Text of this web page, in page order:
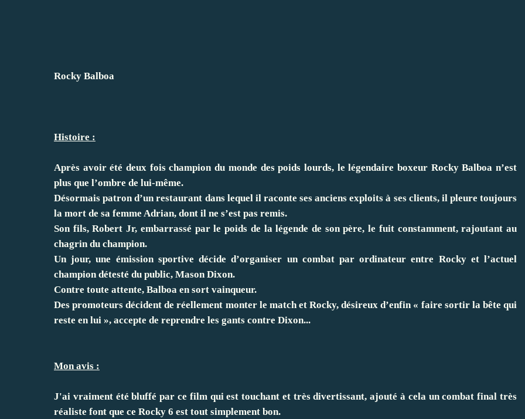
Rocky Balboa
Histoire :
Après avoir été deux fois champion du monde des poids lourds, le légendaire boxeur Rocky Balboa n’est
plus que l’ombre de lui-même.
Désormais patron d’un restaurant dans lequel il raconte ses anciens exploits à ses clients, il pleure toujours
la mort de sa femme Adrian, dont il ne s’est pas remis.
Son fils, Robert Jr, embarrassé par le poids de la légende de son père, le fuit constamment, rajoutant au
chagrin du champion.
Un jour, une émission sportive décide d’organiser un combat par ordinateur entre Rocky et l’actuel
champion détesté du public, Mason Dixon.
Contre toute attente, Balboa en sort vainqueur.
Des promoteurs décident de réellement monter le match et Rocky, désireux d’enfin « faire sortir la bête qui
reste en lui », accepte de reprendre les gants contre Dixon...
Mon avis :
J'ai vraiment été bluffé par ce film qui est touchant et très divertissant, ajouté à cela un combat final très
réaliste font que ce Rocky 6 est tout simplement bon.